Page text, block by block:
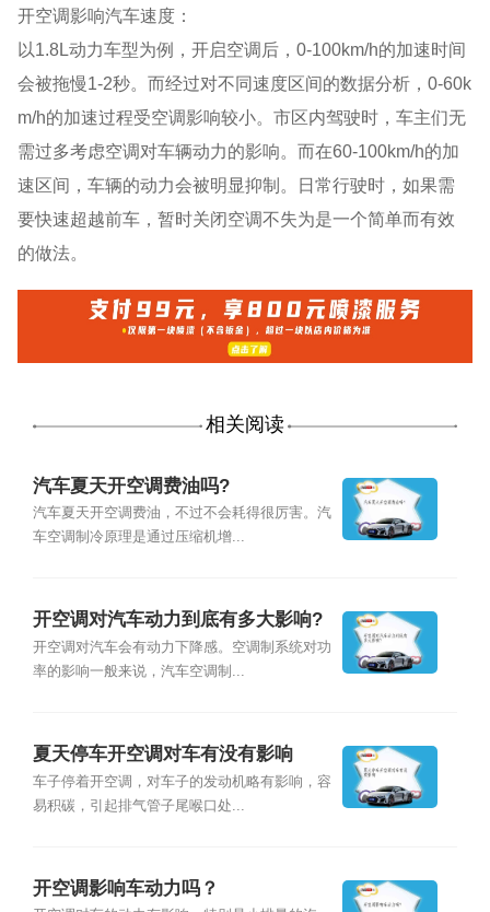
开空调影响汽车速度：
以1.8L动力车型为例，开启空调后，0-100km/h的加速时间
会被拖慢1-2秒。而经过对不同速度区间的数据分析，0-60k
m/h的加速过程受空调影响较小。市区内驾驶时，车主们无
需过多考虑空调对车辆动力的影响。而在60-100km/h的加
速区间，车辆的动力会被明显抑制。日常行驶时，如果需
要快速超越前车，暂时关闭空调不失为是一个简单而有效
的做法。
相关阅读
汽车夏天开空调费油吗?
汽车夏天开空调费油，不过不会耗得很厉害。汽
车空调制冷原理是通过压缩机增...
开空调对汽车动力到底有多大影响?
开空调对汽车会有动力下降感。空调制系统对功
率的影响一般来说，汽车空调制...
夏天停车开空调对车有没有影响
车子停着开空调，对车子的发动机略有影响，容
易积碳，引起排气管子尾喉口处...
开空调影响车动力吗？